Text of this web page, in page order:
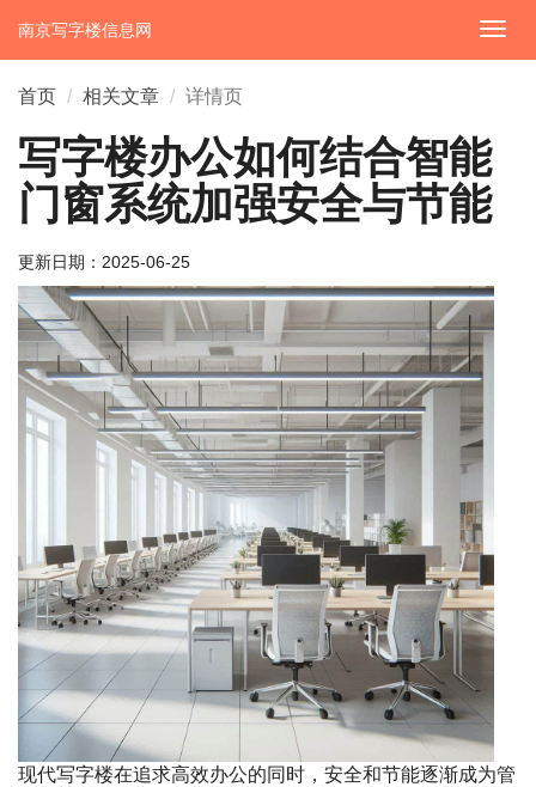
切
换
南京写字楼信息网
首页 相关文章 详情页
写字楼办公如何结合智能
门窗系统加强安全与节能
更新日期： 2025-06-25
现代写字楼在追求高效办公的同时，安全和节能逐渐成为管